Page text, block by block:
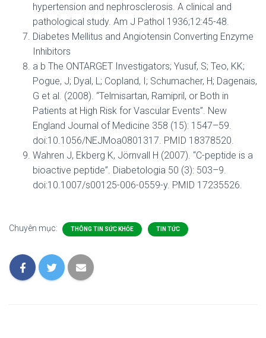
hypertension and nephrosclerosis. A clinical and
pathological study. Am J Pathol 1936;12:45-48.
Diabetes Mellitus and Angiotensin Converting Enzyme
Inhibitors
a b The ONTARGET Investigators; Yusuf, S; Teo, KK;
Pogue, J; Dyal, L; Copland, I; Schumacher, H; Dagenais,
G et al. (2008). “Telmisartan, Ramipril, or Both in
Patients at High Risk for Vascular Events”. New
England Journal of Medicine 358 (15): 1547–59.
doi:10.1056/NEJMoa0801317. PMID 18378520.
Wahren J, Ekberg K, Jörnvall H (2007). “C-peptide is a
bioactive peptide”. Diabetologia 50 (3): 503–9.
doi:10.1007/s00125-006-0559-y. PMID 17235526.
Chuyên mục: THÔNG TIN SỨC KHỎE TIN TỨC